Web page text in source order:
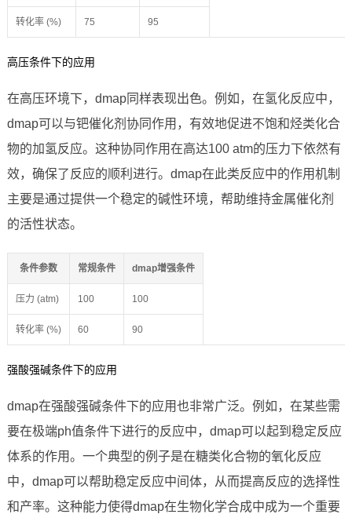
转化率 (%) 75 95
高压条件下的应用
在高压环境下，dmap同样表现出色。例如，在氢化反应中，
dmap可以与钯催化剂协同作用，有效地促进不饱和烃类化合
物的加氢反应。这种协同作用在高达100 atm的压力下依然有
效，确保了反应的顺利进行。dmap在此类反应中的作用机制
主要是通过提供一个稳定的碱性环境，帮助维持金属催化剂
的活性状态。
条件参数 常规条件 dmap增强条件
压力 (atm) 100 100
转化率 (%) 60 90
强酸强碱条件下的应用
dmap在强酸强碱条件下的应用也非常广泛。例如，在某些需
要在极端ph值条件下进行的反应中，dmap可以起到稳定反应
体系的作用。一个典型的例子是在糖类化合物的氧化反应
中，dmap可以帮助稳定反应中间体，从而提高反应的选择性
和产率。这种能力使得dmap在生物化学合成中成为一个重要